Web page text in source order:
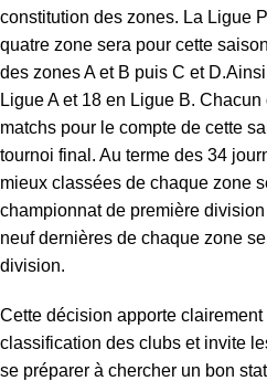
constitution des zones. La Ligue
quatre zone sera pour cette
des zones A et B puis C et
Ligue A et 18 en Ligue B.
matchs pour le compte de cette
tournoi final. Au terme des 34
mieux classées de chaque zone
championnat de première
neuf dernières de chaque zone
division.
Cette décision apporte
classification des clubs et invite
se préparer à chercher un bon